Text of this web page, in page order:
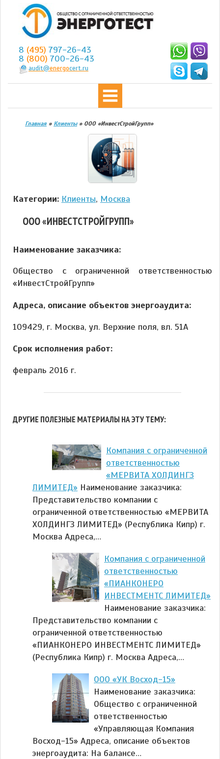
8 (495) 797-26-43
8 (800) 700-26-43
audit@energocert.ru
Главная » Клиенты» ООО «ИнвестСтройГрупп»
Категории: Клиенты, Москва
ООО «ИНВЕСТСТРОЙГРУПП»
Наименование заказчика:
Общество с ограниченной ответственностью
«ИнвестСтройГрупп»
Адреса, описание объектов энергоаудита:
109429, г. Москва, ул. Верхние поля, вл. 51А
Срок исполнения работ:
февраль 2016 г.
ДРУГИЕ ПОЛЕЗНЫЕ МАТЕРИАЛЫ НА ЭТУ ТЕМУ:
Компания с ограниченной
ответственностью
«МЕРВИТА ХОЛДИНГЗ
ЛИМИТЕД» Наименование заказчика:
Представительство компании с
ограниченной ответственностью «МЕРВИТА
ХОЛДИНГЗ ЛИМИТЕД» (Республика Кипр) г.
Москва Адреса,…
Компания с ограниченной
ответственностью
«ПИАНКОНЕРО
ИНВЕСТМЕНТС ЛИМИТЕД»
Наименование заказчика:
Представительство компании с
ограниченной ответственностью
«ПИАНКОНЕРО ИНВЕСТМЕНТС ЛИМИТЕД»
(Республика Кипр) г. Москва Адреса,…
ООО «УК Восход-15»
Наименование заказчика:
Общество с ограниченной
ответственностью
«Управляющая Компания
Восход-15» Адреса, описание объектов
энергоаудита: На балансе…